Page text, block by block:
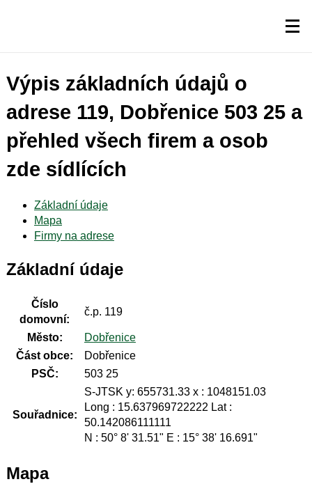
Výpis základních údajů o
adrese 119, Dobřenice 503 25 a
přehled všech firem a osob
zde sídlících
Základní údaje
Mapa
Firmy na adrese
Základní údaje
Číslo
domovní:
č.p. 119
Město:
Dobřenice
Část obce:
Dobřenice
PSČ:
503 25
Souřadnice:
S-JTSK y: 655731.33 x : 1048151.03
Long : 15.637969722222 Lat :
50.142086111111
N : 50° 8' 31.51" E : 15° 38' 16.691"
Mapa